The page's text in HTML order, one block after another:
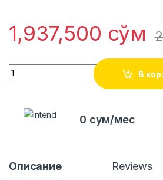
1,937,500 сўм
Quantity
В
0 сум/мес
Описание Reviews